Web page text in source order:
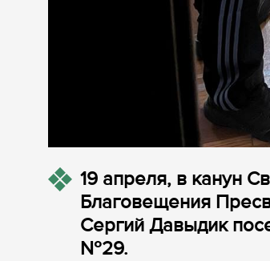
19 апреля, в канун
Благовещения
Сергий Давыдик
№29.